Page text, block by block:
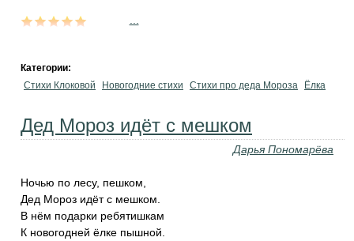
Категории:
Стихи Клоковой
Новогодние стихи Стихи про деда Мороза Ёлка
Дед Мороз идёт с мешком
Дарья Пономарёва
Ночью по лесу, пешком,
Дед Мороз идёт с мешком.
В нём подарки ребятишкам
К новогодней ёлке пышной.